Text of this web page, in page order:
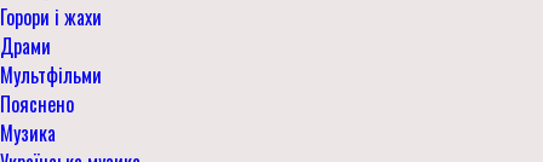
Горори і жахи
Драми
Мультфільми
Пояснено
Музика